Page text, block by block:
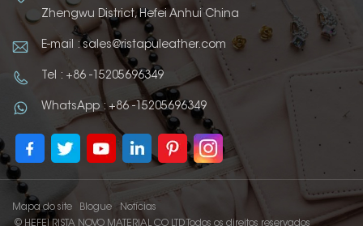
Zhengwu District, Hefei Anhui China
E-mail : sales@ristapuleather.com
Tel : +86 -15205696349
WhatsApp : +86 -15205696349
Mapa do site Blogue
Notícias
© HEFEI RISTA NOVO MATERIAL CO LTD Todos os direitos reservados